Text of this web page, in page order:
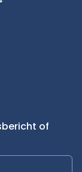
of